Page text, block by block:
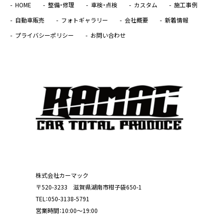
HOME 整備・修理 車検・点検 カスタム
施工事例
自動車販売
フォトギャラリー 会社概要
新着情報
プライバシーポリシー
お問い合わせ
株式会社カーマック
〒520-3233 滋賀県湖南市柑子袋650-1
TEL：050-3138-5791
営業時間：10:00～19:00